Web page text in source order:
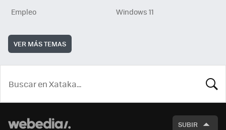
Empleo
Windows 11
VER MÁS TEMAS
SUBIR